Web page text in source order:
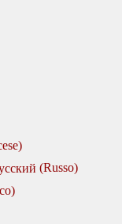
)
(Russo)
)